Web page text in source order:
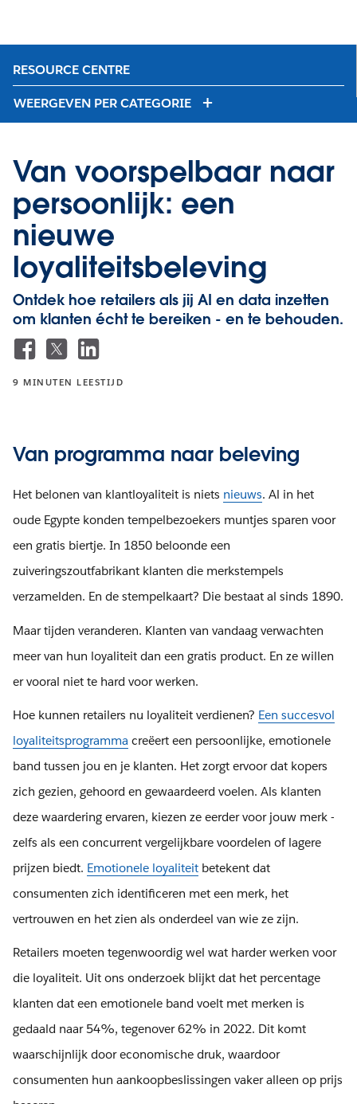
RESOURCE CENTRE
WEERGEVEN PER CATEGORIE
Van voorspelbaar naar
persoonlijk: een
nieuwe
loyaliteitsbeleving
Ontdek hoe retailers als jij AI en data inzetten
om klanten écht te bereiken - en te behouden.
9 MINUTEN LEESTIJD
Van programma naar beleving
Het belonen van klantloyaliteit is niets nieuws. Al in het
oude Egypte konden tempelbezoekers muntjes sparen voor
een gratis biertje. In 1850 beloonde een
zuiveringszoutfabrikant klanten die merkstempels
verzamelden. En de stempelkaart? Die bestaat al sinds 1890.
Maar tijden veranderen. Klanten van vandaag verwachten
meer van hun loyaliteit dan een gratis product. En ze willen
er vooral niet te hard voor werken.
Hoe kunnen retailers nu loyaliteit verdienen? Een succesvol
loyaliteitsprogramma creëert een persoonlijke, emotionele
band tussen jou en je klanten. Het zorgt ervoor dat kopers
zich gezien, gehoord en gewaardeerd voelen. Als klanten
deze waardering ervaren, kiezen ze eerder voor jouw merk -
zelfs als een concurrent vergelijkbare voordelen of lagere
prijzen biedt. Emotionele loyaliteit betekent dat
consumenten zich identificeren met een merk, het
vertrouwen en het zien als onderdeel van wie ze zijn.
Retailers moeten tegenwoordig wel wat harder werken voor
die loyaliteit. Uit ons onderzoek blijkt dat het percentage
klanten dat een emotionele band voelt met merken is
gedaald naar 54%, tegenover 62% in 2022. Dit komt
waarschijnlijk door economische druk, waardoor
consumenten hun aankoopbeslissingen vaker alleen op prijs